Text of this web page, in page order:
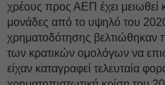
χρέους προς ΑΕΠ έχει μειωθεί
μονάδες από το υψηλό του
χρηματοδότησης βελτιώθηκαν
των κρατικών ομολόγων να
είχαν καταγραφεί τελευταία